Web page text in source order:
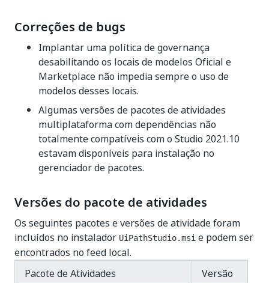
Correções de bugs
Implantar uma política de governança
desabilitando os locais de modelos Oficial e
Marketplace não impedia sempre o uso de
modelos desses locais.
Algumas versões de pacotes de atividades
multiplataforma com dependências não
totalmente compatíveis com o Studio 2021.10
estavam disponíveis para instalação no
gerenciador de pacotes.
Versões do pacote de atividades
Os seguintes pacotes e versões de atividade foram
incluídos no instalador UiPathStudio.msi e podem ser
encontrados no feed local.
Pacote de Atividades
Versão